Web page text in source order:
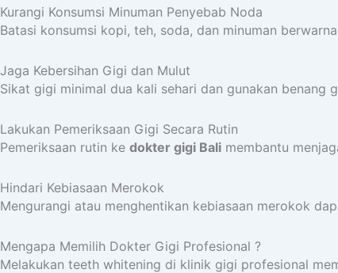
Kurangi Konsumsi Minuman Penyebab Noda
Batasi konsumsi kopi, teh, soda, dan minuman
Jaga Kebersihan Gigi dan Mulut
Sikat gigi minimal dua kali sehari dan gunakan benang
Lakukan Pemeriksaan Gigi Secara Rutin
Pemeriksaan rutin ke dokter gigi Bali membantu
Hindari Kebiasaan Merokok
Mengurangi atau menghentikan kebiasaan merokok
Mengapa Memilih Dokter Gigi Profesional ?
Melakukan teeth whitening di klinik gigi profesional